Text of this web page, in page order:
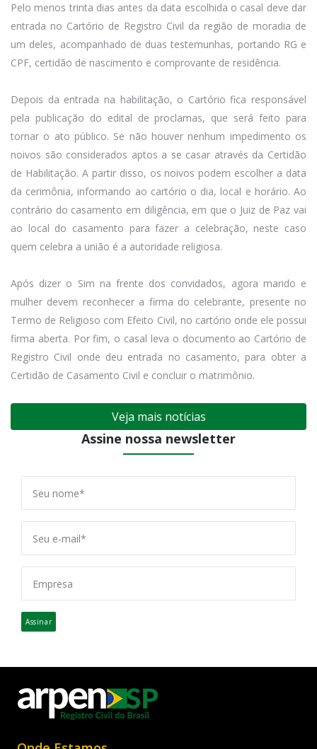
Pelo menos trinta dias antes da data escolhida o casal deve dar
entrada no Cartório de Registro Civil da região de moradia de
um deles, acompanhado de duas testemunhas, portando RG e
CPF, certidão de nascimento e comprovante de residência.
Depois da entrada na habilitação, o Cartório fica responsável
pela publicação do edital de proclamas, que será feito para
tornar o ato público. Se não houver nenhum impedimento os
noivos são considerados aptos a se casar através da Certidão
de Habilitação. A partir disso, os noivos podem escolher a data
da cerimônia, informando ao cartório o dia, local e horário. Ao
contrário do casamento em diligência, em que o Juiz de Paz vai
ao local do casamento para fazer a celebração, neste caso
quem celebra a união é a autoridade religiosa.
Após dizer o Sim na frente dos convidados, agora marido e
mulher devem reconhecer a firma do celebrante, presente no
Termo de Religioso com Efeito Civil, no cartório onde ele possui
firma aberta. Por fim, o casal leva o documento ao Cartório de
Registro Civil onde deu entrada no casamento, para obter a
Certidão de Casamento Civil e concluir o matrimônio.
Veja mais notícias
Assine nossa newsletter
Assinar